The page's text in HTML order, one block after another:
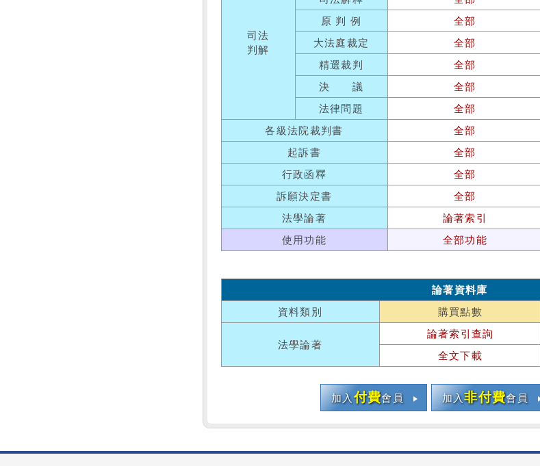
司法
判解
原 判 例
全部
大法庭裁定
全部
精選裁判
全部
決 議
全部
法律問題
全部
各級法院裁判書
全部
起訴書
全部
行政函釋
全部
訴願決定書
全部
法學論著
論著索引
使用功能
全部功能
論著資料庫
資料類別
購買點數
法學論著
論著索引查詢
全文下載
加入付費會員 加入非付費會員